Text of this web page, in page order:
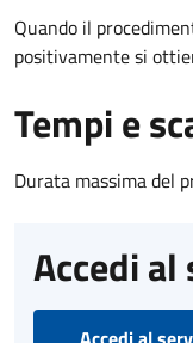
Quando il
positivamente si
Tempi e
Durata massima del
Accedi